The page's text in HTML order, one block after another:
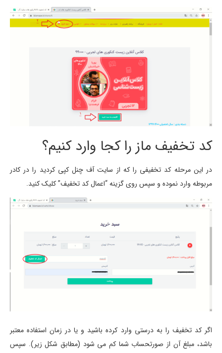
کد تخفیف ماز را کجا وارد کنیم؟
در این مرحله کد تخفیفی را که از سایت آف چنل کپی کردید را در کادر
مربوطه وارد نموده و سپس روی گزینه “اعمال کد تخفیف” کلیک کنید.
اگر کد تخفیف را به درستی وارد کرده باشید و یا در زمان استفاده معتبر
باشد، مبلغ آن از صورتحساب شما کم می شود (مطابق شکل زیر). سپس